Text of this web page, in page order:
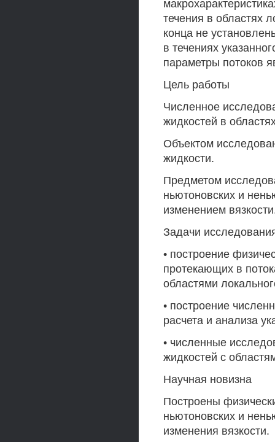
течения в областях
конца не
в течениях
параметры потоков
Цель работы
Численное
жидкостей в
Объектом
жидкости.
Предметом
ньютоновских и
изменением
Задачи
• построение
протекающих в
областями
• построение
расчета и анализа
• численные
жидкостей с
Научная новизна
Построены
ньютоновских и
изменения вязкости.